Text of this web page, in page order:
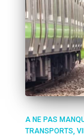
A NE PAS
TRANSPORTS